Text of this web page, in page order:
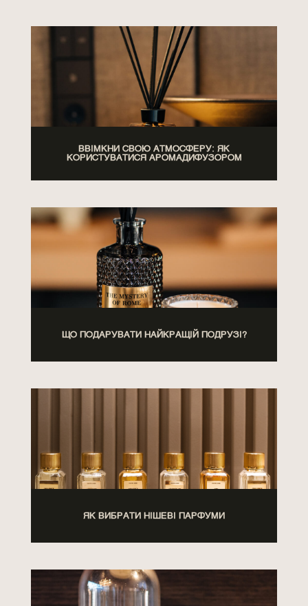
ВВІМКНИ СВОЮ АТМОСФЕРУ: ЯК
КОРИСТУВАТИСЯ АРОМАДИФУЗОРОМ
ЩО ПОДАРУВАТИ НАЙКРАЩІЙ ПОДРУЗІ?
ЯК ВИБРАТИ НІШЕВІ ПАРФУМИ